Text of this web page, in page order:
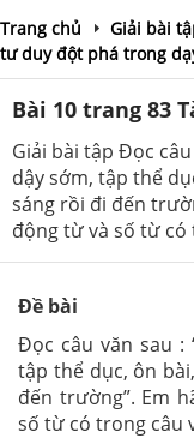
Trang chủ
Giải bài
tư duy đột phá trong
Bài 10 trang 83
Giải bài tập Đọc
dậy sớm, tập thể
sáng rồi đi đến
động từ và số từ có
Đề bài
Đọc câu văn sau :
tập thể dục, ôn
đến trường”. Em
số từ có trong câu